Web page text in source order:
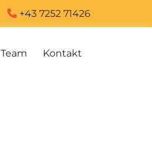
 +43 7252 71426
Team Kontakt